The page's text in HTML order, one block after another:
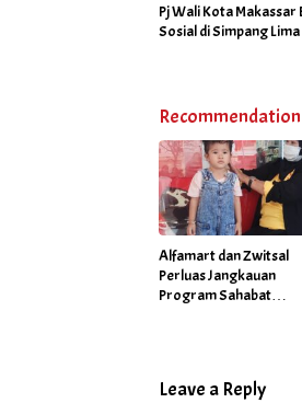
Pj Wali Kota
Sosial di Simpang
Alfamart dan Zwitsal
Perluas Jangkauan
Program Sahabat
Leave a Reply